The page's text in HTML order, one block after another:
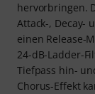
hervorbringen.
Attack-, Decay-
einen Release-
24-dB-Ladder-
Tiefpass hin-
Chorus-Effekt